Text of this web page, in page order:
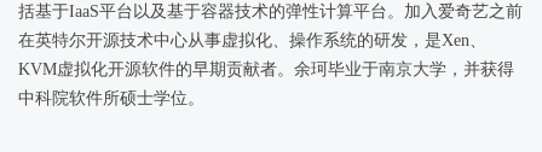
括基于IaaS平台以及基于容器技术的弹性计算平台。加入爱奇艺之前
在英特尔开源技术中心从事虚拟化、操作系统的研发，是Xen、
KVM虚拟化开源软件的早期贡献者。余珂毕业于南京大学，并获得
中科院软件所硕士学位。